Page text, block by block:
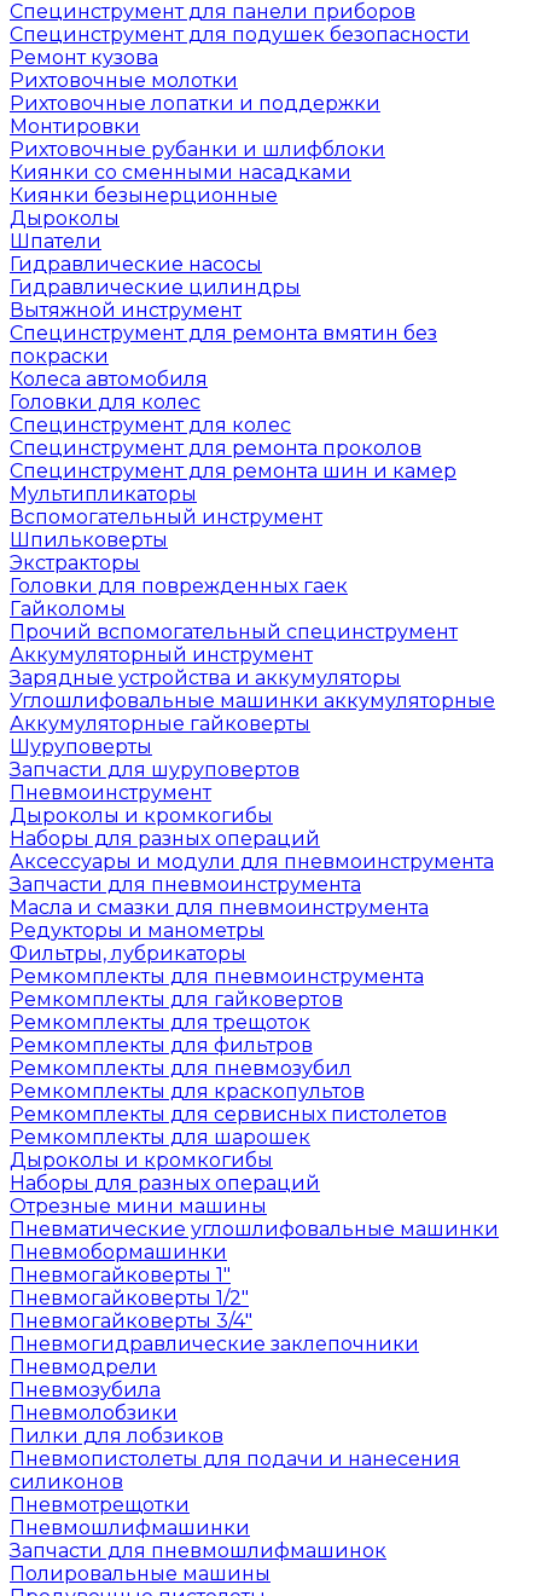
Специнструмент для панели приборов
Специнструмент для подушек безопасности
Ремонт кузова
Рихтовочные молотки
Рихтовочные лопатки и поддержки
Монтировки
Рихтовочные рубанки и шлифблоки
Киянки со сменными насадками
Киянки безынерционные
Дыроколы
Шпатели
Гидравлические насосы
Гидравлические цилиндры
Вытяжной инструмент
Специнструмент для ремонта вмятин без
покраски
Колеса автомобиля
Головки для колес
Специнструмент для колес
Специнструмент для ремонта проколов
Специнструмент для ремонта шин и камер
Мультипликаторы
Вспомогательный инструмент
Шпильковерты
Экстракторы
Головки для поврежденных гаек
Гайколомы
Прочий вспомогательный специнструмент
Аккумуляторный инструмент
Зарядные устройства и аккумуляторы
Углошлифовальные машинки аккумуляторные
Аккумуляторные гайковерты
Шуруповерты
Запчасти для шуруповертов
Пневмоинструмент
Дыроколы и кромкогибы
Наборы для разных операций
Аксессуары и модули для пневмоинструмента
Запчасти для пневмоинструмента
Масла и смазки для пневмоинструмента
Редукторы и манометры
Фильтры, лубрикаторы
Ремкомплекты для пневмоинструмента
Ремкомплекты для гайковертов
Ремкомплекты для трещоток
Ремкомплекты для фильтров
Ремкомплекты для пневмозубил
Ремкомплекты для краскопультов
Ремкомплекты для сервисных пистолетов
Ремкомплекты для шарошек
Дыроколы и кромкогибы
Наборы для разных операций
Отрезные мини машины
Пневматические углошлифовальные машинки
Пневмобормашинки
Пневмогайковерты 1"
Пневмогайковерты 1/2"
Пневмогайковерты 3/4"
Пневмогидравлические заклепочники
Пневмодрели
Пневмозубила
Пневмолобзики
Пилки для лобзиков
Пневмопистолеты для подачи и нанесения
силиконов
Пневмотрещотки
Пневмошлифмашинки
Запчасти для пневмошлифмашинок
Полировальные машины